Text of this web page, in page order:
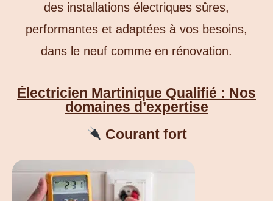
des installations électriques sûres,
performantes et adaptées à vos besoins,
dans le neuf comme en rénovation.
Électricien Martinique Qualifié : Nos
domaines d’expertise
Courant fort